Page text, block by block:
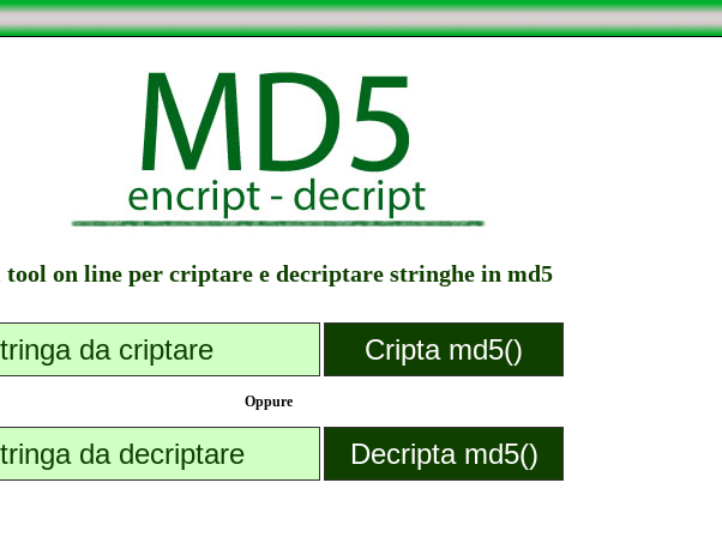
on line per criptare e decriptare stringhe in md5
Oppure